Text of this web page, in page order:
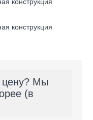
конструкция
конструкция
цену? Мы
(в